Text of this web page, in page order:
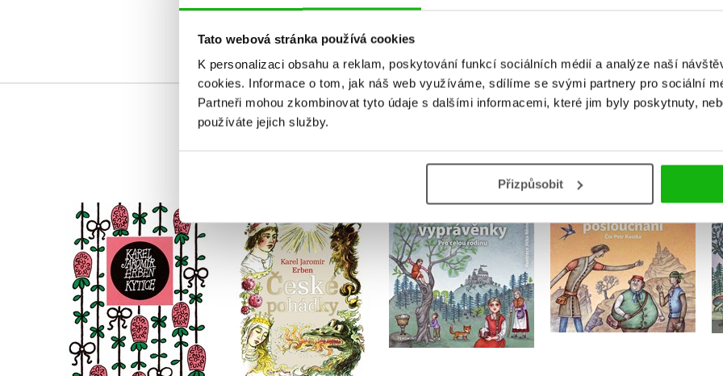
Tato webová stránka používá cookies
K personalizaci obsahu a reklam, poskytování funkcí sociálních médií a analýze naší
cookies. Informace o tom, jak náš web využíváme, sdílíme se svými partnery pro sociální
Partneři mohou zkombinovat tyto údaje s dalšími informacemi, které jim byly poskytnuty,
používáte jejich služby.
Přizpůsobit
Kytice
Karel Jaromír Erben
Do košíku
České pohádky K. J.
Erbena
Karel Jaromír Erben
Do košíku
Pohádkové vyprávěnky
pro celou rodinu
František Bartoš
,
Karel Jaromír Erben
,
Adolf Wenig
,
Božena Němcová
,
Václav Beneš Třebízský
Pohádkové
poslouchání
(audiokniha)
Karel Jaromír Erben
,
Jan Karafiát
,
Beneš Method Kulda
,
Božena Němcová